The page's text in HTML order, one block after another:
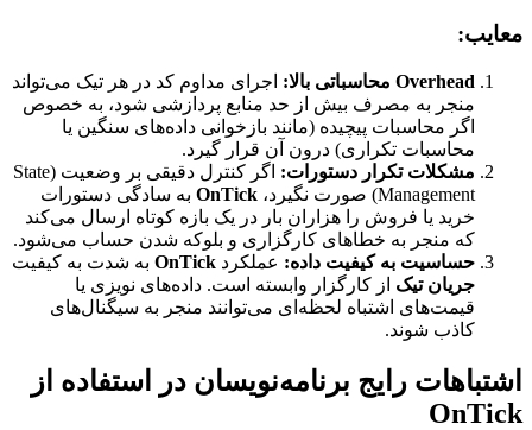
معایب:
Overhead محاسباتی بالا:
اجرای مداوم کد در هر تیک می‌تواند
منجر به مصرف بیش از حد منابع پردازشی شود، به خصوص
اگر محاسبات پیچیده (مانند بازخوانی داده‌های سنگین یا
محاسبات تکراری) درون آن قرار گیرد.
مشکلات تکرار دستورات:
اگر کنترل دقیقی بر وضعیت (State
Management) صورت نگیرد،
OnTick به سادگی دستورات
خرید یا فروش را هزاران بار در یک بازه کوتاه ارسال می‌کند
که منجر به خطاهای کارگزاری و بلوکه شدن حساب می‌شود.
حساسیت به کیفیت داده: عملکرد OnTick به شدت به کیفیت
جریان تیک از کارگزار وابسته است. داده‌های نویزی یا
قیمت‌های اشتباه لحظه‌ای می‌توانند منجر به سیگنال‌های
کاذب شوند.
اشتباهات رایج برنامه‌نویسان در استفاده از
OnTick